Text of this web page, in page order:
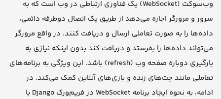
وب‌سوکت (WebSocket) یک فناوری ارتباطی در وب است که به
سرور و مرورگر اجازه می‌دهد از طریق یک اتصال دوطرفه دائمی،
داده‌ها را به صورت تعاملی ارسال و دریافت کنند. در واقع مرورگر
می‌تواند داده‌ها را بفرستد و دریافت کند بدون اینکه نیازی به
بارگیری دوباره صفحه وب (refresh) باشد. این ویژگی به برنامه‌های
تعاملی مانند چت‌های زنده و بازی‌های آنلاین کمک می‌کند. در
ادامه، به نحوه ایجاد برنامه WebSocket در فریم‌ورک Django با